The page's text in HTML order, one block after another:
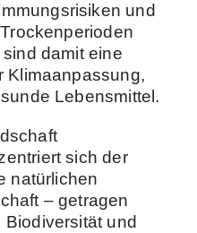
und
damit eine
Klimaanpassung,
Lebensmittel.
sich der
natürlichen
– getragen
und